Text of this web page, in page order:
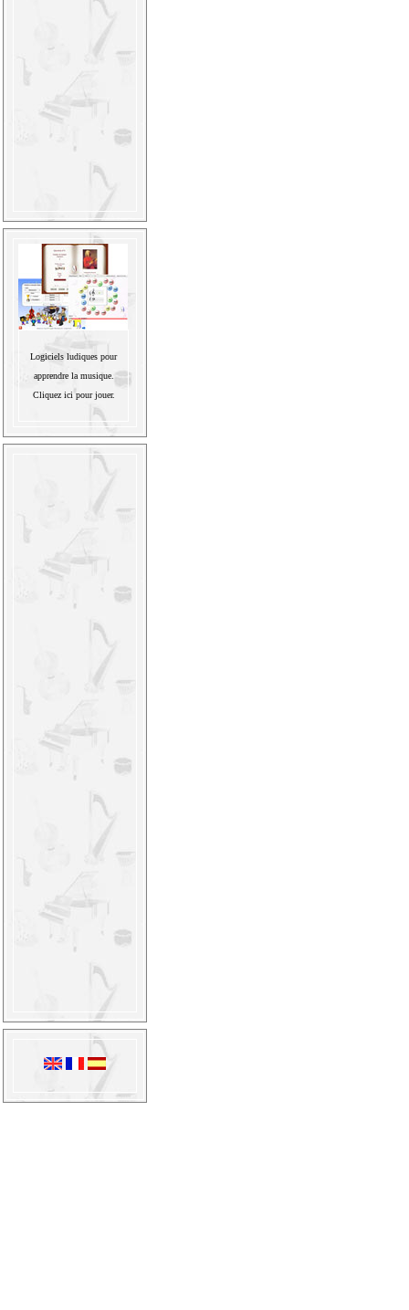
Logiciels ludiques pour
apprendre la musique.
Cliquez ici pour jouer.